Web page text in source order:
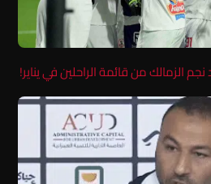
الزمالك من قائمة الراحلين في يناير!